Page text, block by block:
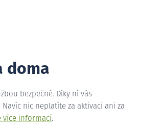
doma
bezpečné. Díky ní vás
nic neplatíte za aktivaci ani za
více informací.